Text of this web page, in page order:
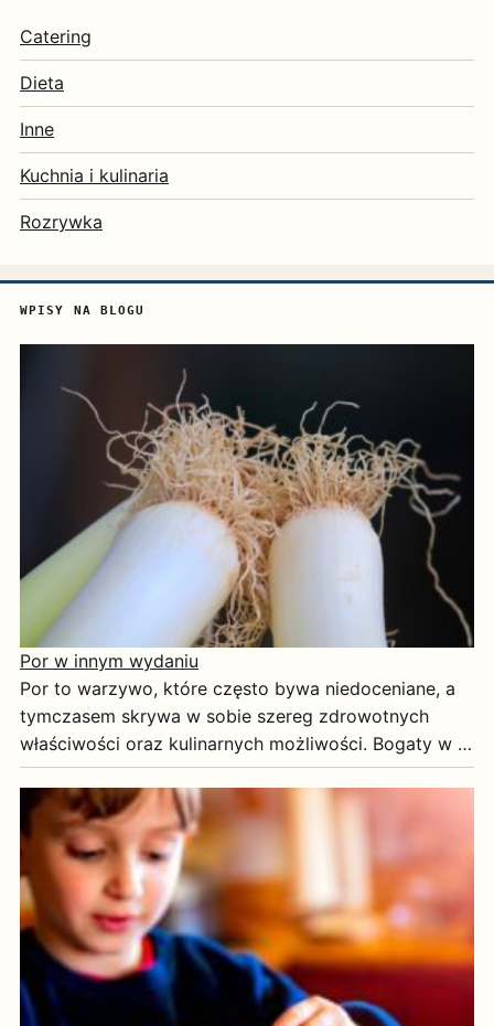
Catering
Dieta
Inne
Kuchnia i kulinaria
Rozrywka
WPISY NA BLOGU
Por w innym wydaniu
Por to warzywo, które często bywa niedoceniane, a
tymczasem skrywa w sobie szereg zdrowotnych
właściwości oraz kulinarnych możliwości. Bogaty w …